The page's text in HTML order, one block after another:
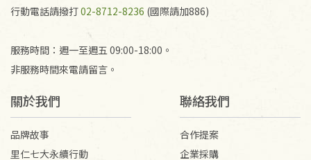
行動電話請撥打02-8712-8236 (國際請加886)
服務時間：週一至週五 09:00-18:00。
非服務時間來電請留言。
關於我們
品牌故事
里仁七大永續行動
聯絡我們
合作提案
企業採購